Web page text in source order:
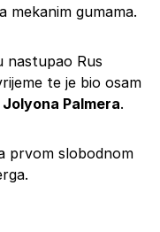
mekanim gumama.
nastupao Rus
te je bio osam
Jolyona Palmera.
prvom slobodnom